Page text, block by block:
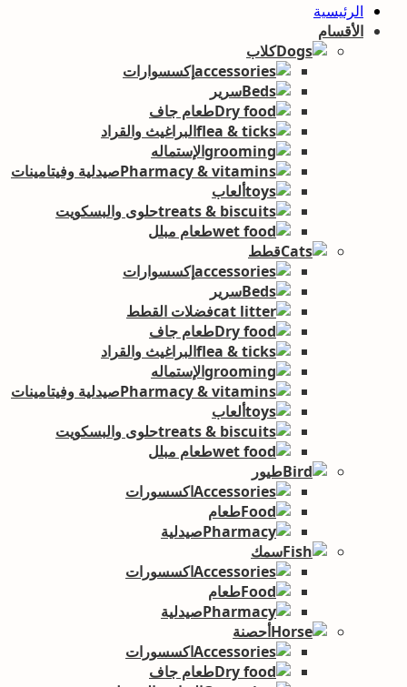
الرئيسية
الأقسام
كلاب
إكسسوارات
سرير
طعام جاف
البراغيث والقراد
الإستماله
صيدلية وفيتامينات
ألعاب
حلوى والبسكويت
طعام مبلل
قطط
إكسسوارات
سرير
فضلات القطط
طعام جاف
البراغيث والقراد
الإستماله
صيدلية وفيتامينات
ألعاب
حلوى والبسكويت
طعام مبلل
طيور
اكسسورات
طعام
صيدلية
سمك
اكسسورات
طعام
صيدلية
أحصنة
اكسسورات
طعام جاف